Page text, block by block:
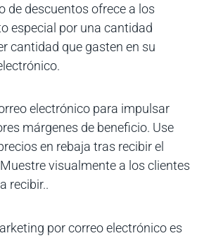
de descuentos ofrece a los
especial por una cantidad
cantidad que gasten en su
electrónico para impulsar
márgenes de beneficio. Use
en rebaja tras recibir el
visualmente a los clientes
recibir..
por correo electrónico es